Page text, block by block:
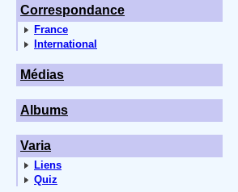
Correspondance
France
International
Médias
Albums
Varia
Liens
Quiz